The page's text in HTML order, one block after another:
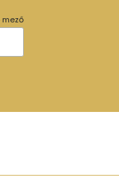
mező